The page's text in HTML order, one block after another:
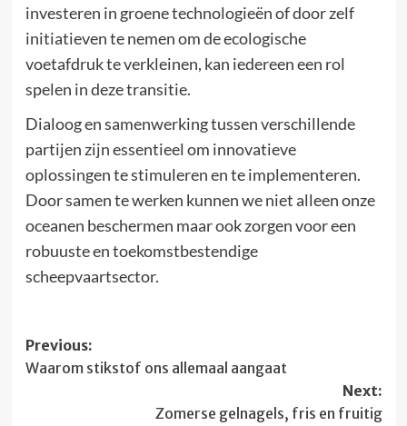
investeren in groene technologieën of door zelf
initiatieven te nemen om de ecologische
voetafdruk te verkleinen, kan iedereen een rol
spelen in deze transitie.
Dialoog en samenwerking tussen verschillende
partijen zijn essentieel om innovatieve
oplossingen te stimuleren en te implementeren.
Door samen te werken kunnen we niet alleen onze
oceanen beschermen maar ook zorgen voor een
robuuste en toekomstbestendige
scheepvaartsector.
Post
navigation
Previous:
Waarom stikstof ons allemaal aangaat
Next:
Zomerse gelnagels, fris en fruitig